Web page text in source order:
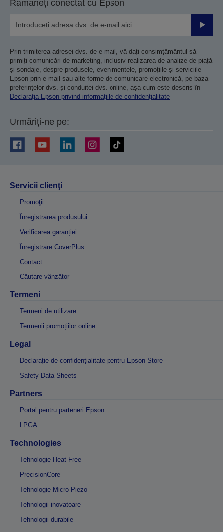
Rămâneți conectat cu Epson
Prin trimiterea adresei dvs. de e-mail, vă dați consimțământul să
primiți comunicări de marketing, inclusiv realizarea de analize de piață
și sondaje, despre produsele, evenimentele, promoțiile și serviciile
Epson prin e-mail sau alte forme de comunicare electronică, pe baza
preferințelor dvs. și conduitei dvs. online, așa cum este descris în
Declarația Epson privind informațiile de confidențialitate
Urmăriți-ne pe:
Servicii clienţi
Promoţii
Înregistrarea produsului
Verificarea garanției
Înregistrare CoverPlus
Contact
Căutare vânzător
Termeni
Termeni de utilizare
Termenii promoțiilor online
Legal
Declarație de confidențialitate pentru Epson Store
Safety Data Sheets
Partners
Portal pentru parteneri Epson
LPGA
Technologies
Tehnologie Heat-Free
PrecisionCore
Tehnologie Micro Piezo
Tehnologii inovatoare
Tehnologii durabile